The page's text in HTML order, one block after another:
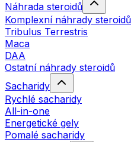
Náhrada steroidů
Komplexní náhrady steroidů
Tribulus Terrestris
Maca
DAA
Ostatní náhrady steroidů
Sacharidy
Rychlé sacharidy
All-in-one
Energetické gely
Pomalé sacharidy